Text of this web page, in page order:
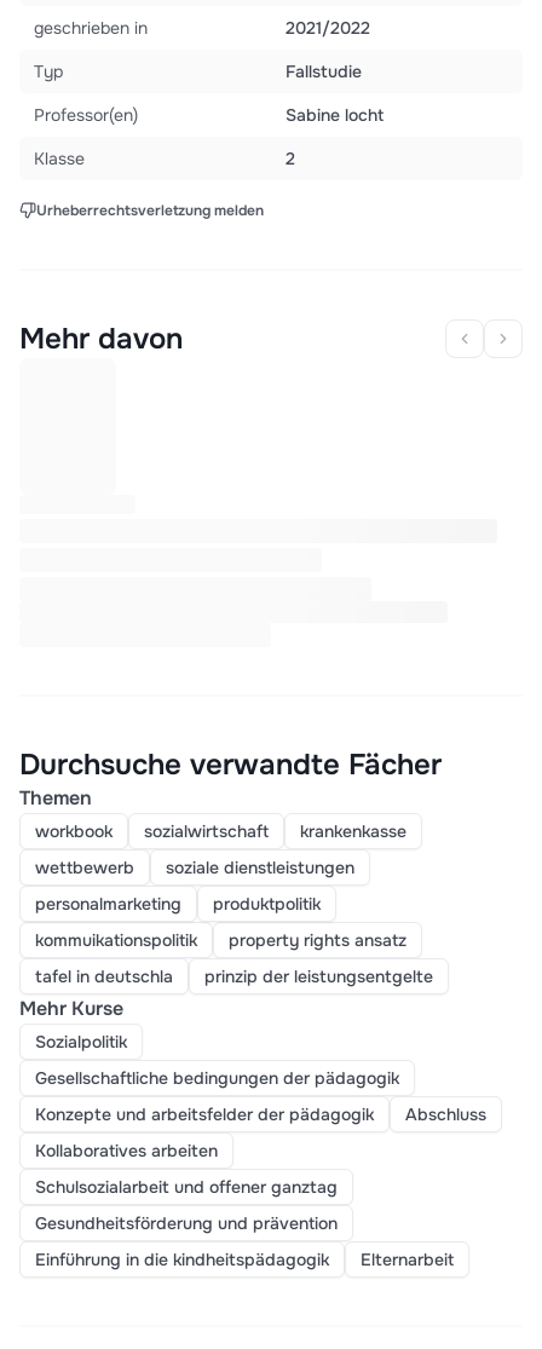
geschrieben in
2021/2022
Typ
Fallstudie
Professor(en)
Sabine locht
Klasse
2
Urheberrechtsverletzung melden
Mehr davon
Durchsuche verwandte Fächer
Themen
workbook sozialwirtschaft
krankenkasse
wettbewerb
soziale dienstleistungen
personalmarketing
produktpolitik
kommuikationspolitik
property rights ansatz
tafel in deutschla
prinzip der leistungsentgelte
Mehr Kurse
Sozialpolitik
Gesellschaftliche bedingungen der pädagogik
Konzepte und arbeitsfelder der pädagogik
Abschluss
Kollaboratives arbeiten
Schulsozialarbeit und offener ganztag
Gesundheitsförderung und prävention
Einführung in die kindheitspädagogik
Elternarbeit